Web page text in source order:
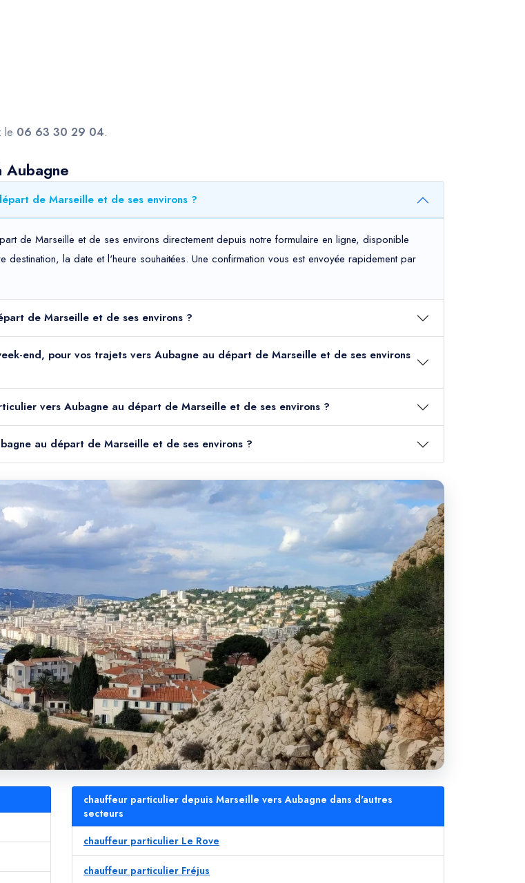
le 06 63 30 29 04.
de Marseille et de ses environs ?
de Marseille et de ses environs directement depuis notre formulaire en ligne, disponible
la date et l'heure souhaitées. Une confirmation vous est envoyée rapidement par
de Marseille et de ses environs ?
end, pour vos trajets vers Aubagne au départ de Marseille et de ses environs
vers Aubagne au départ de Marseille et de ses environs ?
au départ de Marseille et de ses environs ?
chauffeur particulier depuis Marseille vers Aubagne dans d'autres
secteurs
chauffeur particulier Le Rove
chauffeur particulier Fréjus